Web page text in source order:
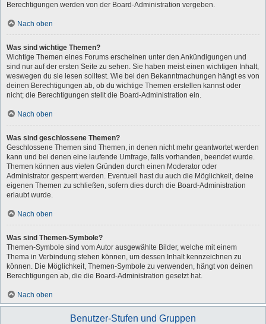
Berechtigungen werden von der Board-Administration vergeben.
Nach oben
Was sind wichtige Themen?
Wichtige Themen eines Forums erscheinen unter den Ankündigungen und
sind nur auf der ersten Seite zu sehen. Sie haben meist einen wichtigen Inhalt,
weswegen du sie lesen solltest. Wie bei den Bekanntmachungen hängt es von
deinen Berechtigungen ab, ob du wichtige Themen erstellen kannst oder
nicht; die Berechtigungen stellt die Board-Administration ein.
Nach oben
Was sind geschlossene Themen?
Geschlossene Themen sind Themen, in denen nicht mehr geantwortet werden
kann und bei denen eine laufende Umfrage, falls vorhanden, beendet wurde.
Themen können aus vielen Gründen durch einen Moderator oder
Administrator gesperrt werden. Eventuell hast du auch die Möglichkeit, deine
eigenen Themen zu schließen, sofern dies durch die Board-Administration
erlaubt wurde.
Nach oben
Was sind Themen-Symbole?
Themen-Symbole sind vom Autor ausgewählte Bilder, welche mit einem
Thema in Verbindung stehen können, um dessen Inhalt kennzeichnen zu
können. Die Möglichkeit, Themen-Symbole zu verwenden, hängt von deinen
Berechtigungen ab, die die Board-Administration gesetzt hat.
Nach oben
Benutzer-Stufen und Gruppen